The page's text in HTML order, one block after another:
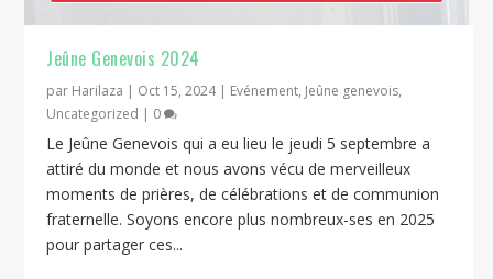
Jeûne Genevois 2024
par Harilaza | Oct 15, 2024| Evénement, Jeûne genevois,
Uncategorized | 0
Le Jeûne Genevois qui a eu lieu le jeudi 5 septembre a
attiré du monde et nous avons vécu de merveilleux
moments de prières, de célébrations et de communion
fraternelle. Soyons encore plus nombreux-ses en 2025
pour partager ces...